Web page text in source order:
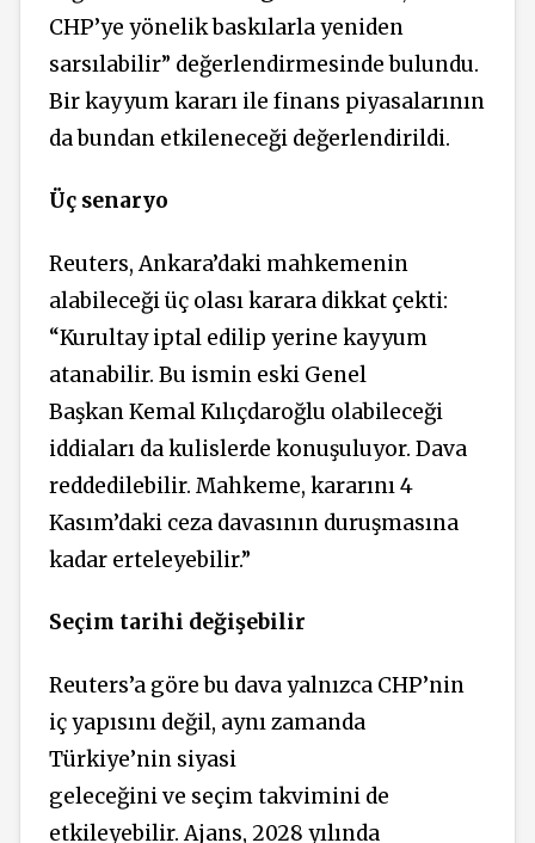
CHP’ye yönelik baskılarla yeniden
sarsılabilir” değerlendirmesinde bulundu.
Bir kayyum kararı ile finans piyasalarının
da bundan etkileneceği değerlendirildi.
Üç senaryo
Reuters, Ankara’daki mahkemenin
alabileceği üç olası karara dikkat çekti:
“Kurultay iptal edilip yerine kayyum
atanabilir. Bu ismin eski Genel
Başkan Kemal Kılıçdaroğlu olabileceği
iddiaları da kulislerde konuşuluyor. Dava
reddedilebilir. Mahkeme, kararını 4
Kasım’daki ceza davasının duruşmasına
kadar erteleyebilir.”
Seçim tarihi değişebilir
Reuters’a göre bu dava yalnızca CHP’nin
iç yapısını değil, aynı zamanda
Türkiye’nin siyasi
geleceğini ve seçim takvimini de
etkileyebilir. Ajans, 2028 yılında